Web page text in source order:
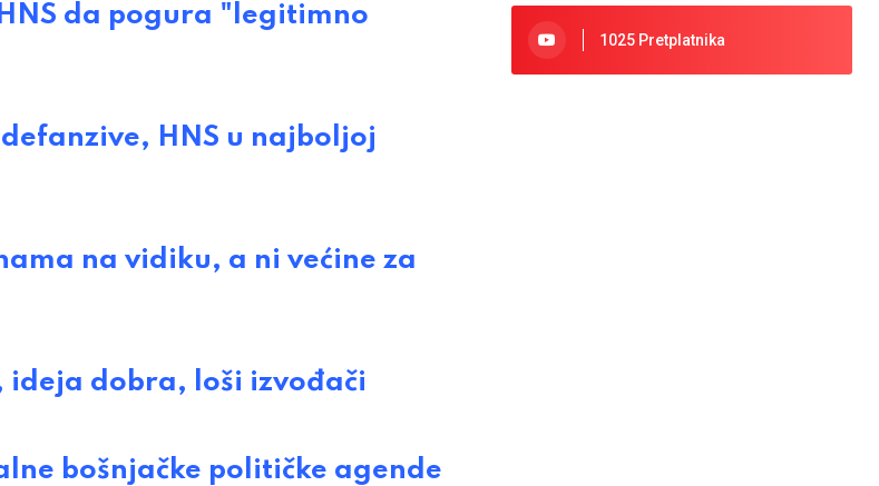
da pogura "legitimno
defanzive, HNS u najboljoj
na vidiku, a ni većine za
ideja dobra, loši izvođači
bošnjačke političke agende
1025 Pretplatnika